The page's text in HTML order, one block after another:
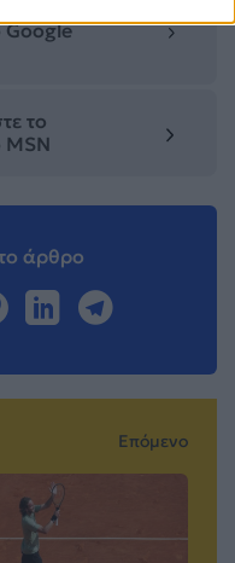
Google
το
MSN
άρθρο
Επόμενο